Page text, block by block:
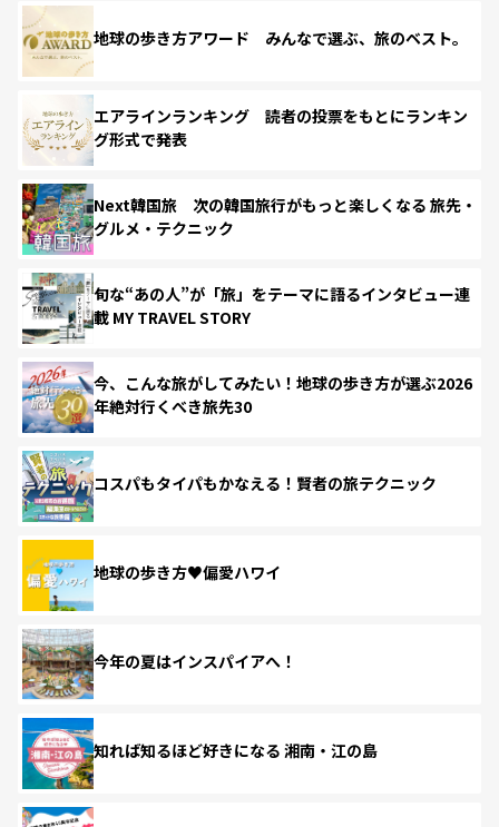
地球の歩き方アワード みんなで選ぶ、旅のベスト。
エアラインランキング 読者の投票をもとにランキン
グ形式で発表
Next韓国旅 次の韓国旅行がもっと楽しくなる 旅先・
グルメ・テクニック
旬な“あの人”が「旅」をテーマに語るインタビュー連
載 MY TRAVEL STORY
今、こんな旅がしてみたい！地球の歩き方が選ぶ2026
年絶対行くべき旅先30
コスパもタイパもかなえる！賢者の旅テクニック
地球の歩き方♥偏愛ハワイ
今年の夏はインスパイアへ！
知れば知るほど好きになる 湘南・江の島